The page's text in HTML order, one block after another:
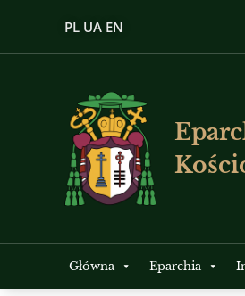
PL UA EN
Główna Eparchia